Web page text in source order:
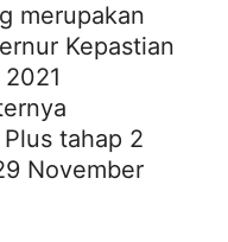
merupakan
Kepastian
tahap 2
November